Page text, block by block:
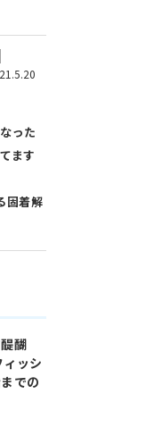
った
ます
固着解
醐
ッシ
での